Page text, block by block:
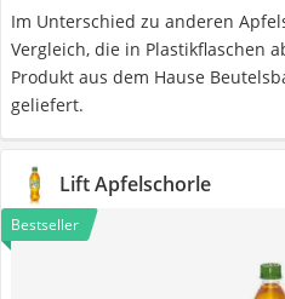
Im Unterschied zu anderen
Vergleich, die in Plastikflaschen
Produkt aus dem Hause
geliefert.
Lift Apfelschorle
Bestseller